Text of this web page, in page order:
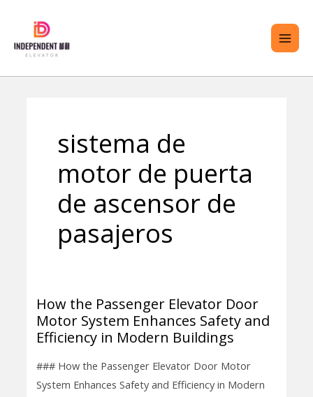
contenido
sistema de
motor de puerta
de ascensor de
pasajeros
How the Passenger Elevator Door
Motor System Enhances Safety and
Efficiency in Modern Buildings
### How the Passenger Elevator Door Motor
System Enhances Safety and Efficiency in Modern
How
the
Passenger
Elevator
Door